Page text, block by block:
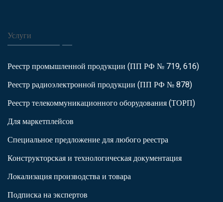
Услуги
Реестр промышленной продукции (ПП РФ № 719, 616)
Реестр радиоэлектронной продукции (ПП РФ № 878)
Реестр телекоммуникационного оборудования (ТОРП)
Для маркетплейсов
Специальное предложение для любого реестра
Конструкторская и технологическая документация
Локализация производства и товара
Подписка на экспертов